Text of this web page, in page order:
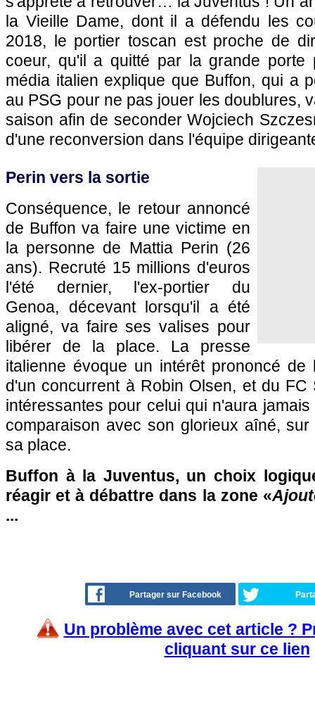
la Vieille Dame, dont il a défendu les
2018, le portier toscan est proche de
coeur, qu'il a quitté par la grande porte
média italien explique que Buffon, qui a
au PSG pour ne pas jouer les doublures,
saison afin de seconder Wojciech
d'une reconversion dans l'équipe
Perin vers la sortie
Conséquence, le retour annoncé
de Buffon va faire une victime en
la personne de Mattia Perin (26
ans). Recruté 15 millions d'euros
l'été dernier, l'ex-portier du
Genoa, décevant lorsqu'il a été
aligné, va faire ses valises pour
libérer de la place. La presse
italienne évoque un intérêt prononcé de
d'un concurrent à Robin Olsen, et du FC
intéressantes pour celui qui n'aura
comparaison avec son glorieux aîné,
sa place.
Buffon à la Juventus, un choix
réagir et à débattre dans la zone «
...
Partager sur Facebook
Un problème avec cet article ?
cliquant sur ce lien